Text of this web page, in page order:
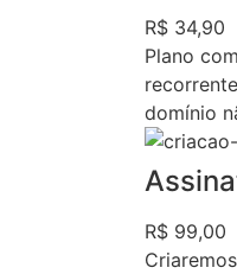
R$ 34,90
Plano
domínio
R$ 99,00